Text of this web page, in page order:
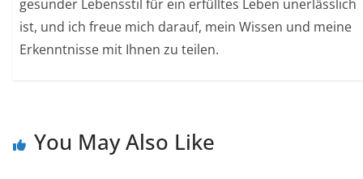
gesunder Lebensstil für ein erfülltes Leben unerlässlich
ist, und ich freue mich darauf, mein Wissen und meine
Erkenntnisse mit Ihnen zu teilen.
You May Also Like